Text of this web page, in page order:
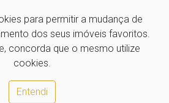
para permitir a mudança de
dos seus imóveis favoritos.
concorda que o mesmo utilize
cookies.
Entendi